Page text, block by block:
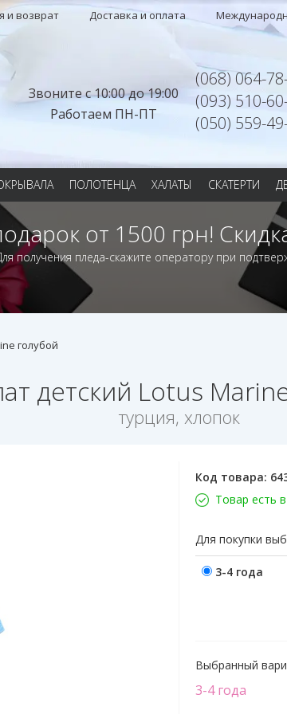
и возврат Доставка и оплата
Звоните с 10:00 до 19:00
Работаем ПН-ПТ
(068) 064-
(093) 510-
(050) 559-
ПОЛОТЕНЦА ХАЛАТЫ СКАТЕРТИ
от 1500 грн!
получения пледа-скажите оператору при
голубой
детский Lotus
турция, хлопок
Код товара:
Товар есть
Для покупки
3-4 года
Выбранный
3-4 года